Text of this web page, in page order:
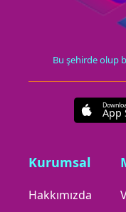
Bu şehirde olup
App
Kurumsal
Hakkımızda